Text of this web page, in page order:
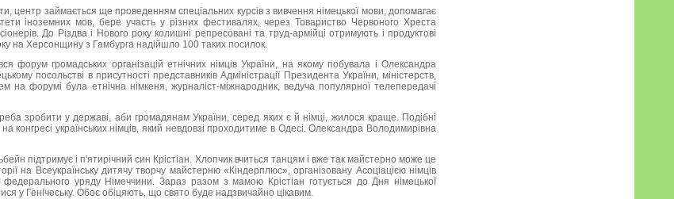
центр займається ще проведенням спеціальних курсів з вивчення німецької мови, допомагає
іноземних мов, бере участь у різних фестивалях, через Товариство Червоного Хреста
До Різдва і Нового року колишні репресовані та труд-армійці отримують і продуктові
на Херсонщину з Гамбурга надійшло 100 таких посилок.
форум громадських організацій етнічних німців України, на якому побувала і Олександра
посольстві в присутності представників Адміністрації Президента України, міністерств,
на форумі була етнічна німкеня, журналіст-міжнародник, ведуча популярної телепередачі
зробити у державі, аби громадянам України, серед яких є й німці, жилося краще. Подібні
конгресі українських німців, який невдовзі проходитиме в Одесі. Олександра Володимирівна
підтримує і п'ятирічний син Крістіан. Хлопчик вчиться танцям і вже так майстерно може це
на Всеукраїнську дитячу творчу майстерню «Кіндерплюс», організовану Асоціацією німців
федерального уряду Німеччини. Зараз разом з мамою Крістіан готується до Дня німецької
у Генічеську. Обоє обіцяють, що свято буде надзвичайно цікавим.